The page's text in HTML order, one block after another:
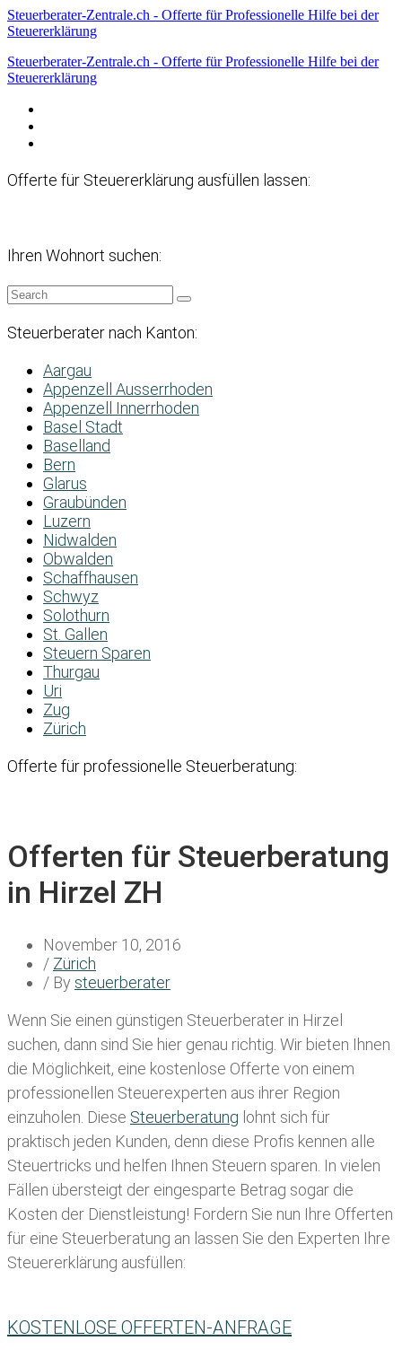
Steuerberater-Zentrale.ch - Offerte für Professionelle Hilfe bei der
Steuererklärung
Steuerberater-Zentrale.ch - Offerte für Professionelle Hilfe bei der
Steuererklärung
Offerte für Steuererklärung ausfüllen lassen:
Ihren Wohnort suchen:
Steuerberater nach Kanton:
Aargau
Appenzell Ausserrhoden
Appenzell Innerrhoden
Basel Stadt
Baselland
Bern
Glarus
Graubünden
Luzern
Nidwalden
Obwalden
Schaffhausen
Schwyz
Solothurn
St. Gallen
Steuern Sparen
Thurgau
Uri
Zug
Zürich
Offerte für professionelle Steuerberatung:
Offerten für Steuerberatung
in Hirzel ZH
November 10, 2016
/ Zürich
/ By steuerberater
Wenn Sie einen günstigen Steuerberater in Hirzel
suchen, dann sind Sie hier genau richtig. Wir bieten Ihnen
die Möglichkeit, eine kostenlose Offerte von einem
professionellen Steuerexperten aus ihrer Region
einzuholen. Diese Steuerberatung lohnt sich für
praktisch jeden Kunden, denn diese Profis kennen alle
Steuertricks und helfen Ihnen Steuern sparen. In vielen
Fällen übersteigt der eingesparte Betrag sogar die
Kosten der Dienstleistung! Fordern Sie nun Ihre Offerten
für eine Steuerberatung an lassen Sie den Experten Ihre
Steuererklärung ausfüllen:
KOSTENLOSE OFFERTEN-ANFRAGE